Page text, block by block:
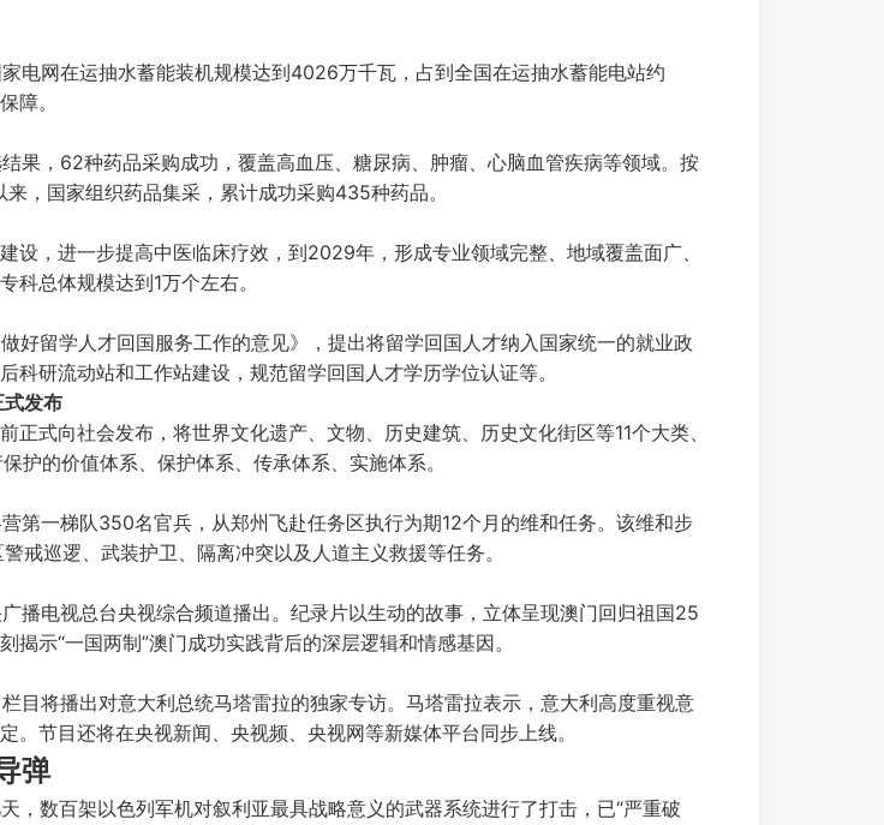
电网在运抽水蓄能装机规模达到4026万千瓦，占到全国在运抽水蓄能电站约
障。
果，62种药品采购成功，覆盖高血压、糖尿病、肿瘤、心脑血管疾病等领域。按
，国家组织药品集采，累计成功采购435种药品。
，进一步提高中医临床疗效，到2029年，形成专业领域完整、地域覆盖面广、
总体规模达到1万个左右。
好留学人才回国服务工作的意见》，提出将留学回国人才纳入国家统一的就业政
研流动站和工作站建设，规范留学回国人才学历学位认证等。
发布
式向社会发布，将世界文化遗产、文物、历史建筑、历史文化街区等11个大类、
的价值体系、保护体系、传承体系、实施体系。
第一梯队350名官兵，从郑州飞赴任务区执行为期12个月的维和任务。该维和步
戒巡逻、武装护卫、隔离冲突以及人道主义救援等任务。
播电视总台央视综合频道播出。纪录片以生动的故事，立体呈现澳门回归祖国25
示“一国两制”澳门成功实践背后的深层逻辑和情感基因。
目将播出对意大利总统马塔雷拉的独家专访。马塔雷拉表示，意大利高度重视意
节目还将在央视新闻、央视频、央视网等新媒体平台同步上线。
弹
，数百架以色列军机对叙利亚最具战略意义的武器系统进行了打击，已“严重破